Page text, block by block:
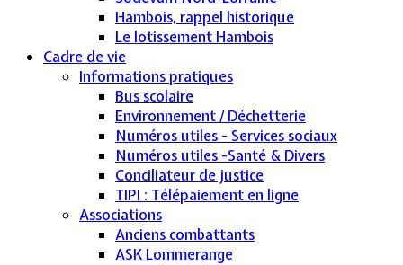
Hambois, rappel historique
Le lotissement Hambois
Cadre de vie
Informations pratiques
Bus scolaire
Environnement / Déchetterie
Numéros utiles - Services sociaux
Numéros utiles -Santé & Divers
Conciliateur de justice
TIPI : Télépaiement en ligne
Associations
Anciens combattants
ASK Lommerange